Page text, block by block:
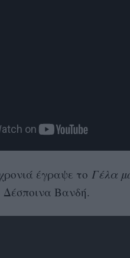
έγραψε το Γέλα
Βανδή.